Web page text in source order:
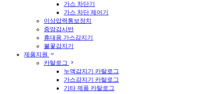
가스 차단기
가스 차단 제어기
이상압력통보장치
중앙감시반
휴대용 가스감지기
불꽃감지기
제품지원
카탈로그
누액감지기 카탈로그
가스감지기 카탈로그
기타 제품 카탈로그